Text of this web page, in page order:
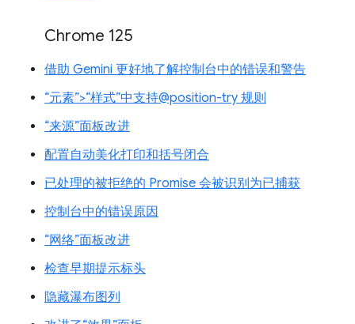
Chrome 125
借助 Gemini 更好地了解控制台中的错误和警告
“元素”>“样式”中支持@position-try 规则
“来源”面板改进
配置自动美化打印和括号闭合
已处理的被拒绝的 Promise 会被识别为已捕获
控制台中的错误原因
“网络”面板改进
检查早期提示标头
隐藏瀑布图列